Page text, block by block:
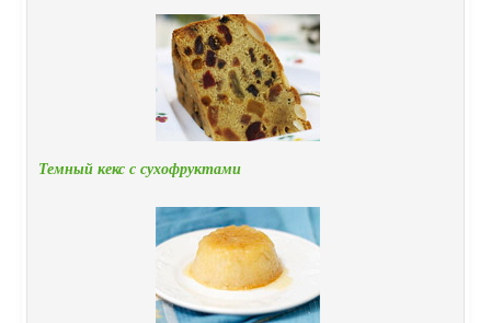
Темный кекс с сухофруктами